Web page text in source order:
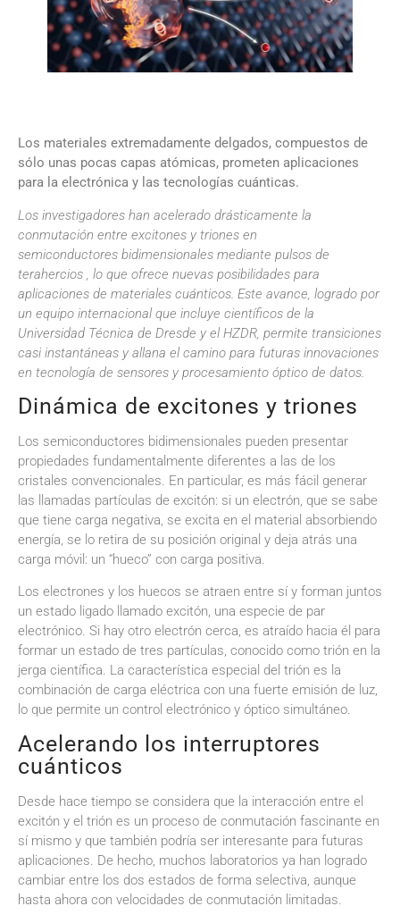
Los materiales extremadamente delgados, compuestos de
sólo unas pocas capas atómicas, prometen aplicaciones
para la electrónica y las tecnologías cuánticas.
Los investigadores han acelerado drásticamente la
conmutación entre excitones y triones en
semiconductores bidimensionales mediante pulsos de
terahercios , lo que ofrece nuevas posibilidades para
aplicaciones de materiales cuánticos. Este avance, logrado por
un equipo internacional que incluye científicos de la
Universidad Técnica de Dresde y el HZDR, permite transiciones
casi instantáneas y allana el camino para futuras innovaciones
en tecnología de sensores y procesamiento óptico de datos.
Dinámica de excitones y triones
Los semiconductores bidimensionales pueden presentar
propiedades fundamentalmente diferentes a las de los
cristales convencionales. En particular, es más fácil generar
las llamadas partículas de excitón: si un electrón, que se sabe
que tiene carga negativa, se excita en el material absorbiendo
energía, se lo retira de su posición original y deja atrás una
carga móvil: un “hueco” con carga positiva.
Los electrones y los huecos se atraen entre sí y forman juntos
un estado ligado llamado excitón, una especie de par
electrónico. Si hay otro electrón cerca, es atraído hacia él para
formar un estado de tres partículas, conocido como trión en la
jerga científica. La característica especial del trión es la
combinación de carga eléctrica con una fuerte emisión de luz,
lo que permite un control electrónico y óptico simultáneo.
Acelerando los interruptores
cuánticos
Desde hace tiempo se considera que la interacción entre el
excitón y el trión es un proceso de conmutación fascinante en
sí mismo y que también podría ser interesante para futuras
aplicaciones. De hecho, muchos laboratorios ya han logrado
cambiar entre los dos estados de forma selectiva, aunque
hasta ahora con velocidades de conmutación limitadas.